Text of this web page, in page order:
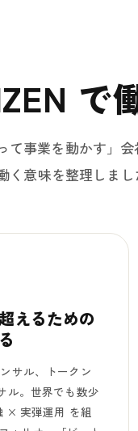
で
て事業を動かす」
意味を整理しまし
えるための
サル、トークン
ル。世界でも数少
× 実弾運用 を組